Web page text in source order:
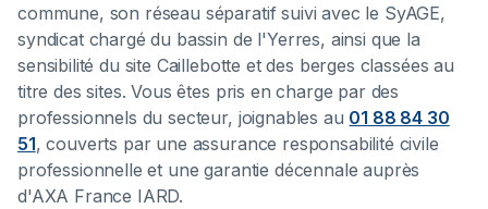
commune, son réseau séparatif suivi avec le SyAGE,
syndicat chargé du bassin de l'Yerres, ainsi que la
sensibilité du site Caillebotte et des berges classées au
titre des sites. Vous êtes pris en charge par des
professionnels du secteur, joignables au 01 88 84 30
51, couverts par une assurance responsabilité civile
professionnelle et une garantie décennale auprès
d'AXA France IARD.